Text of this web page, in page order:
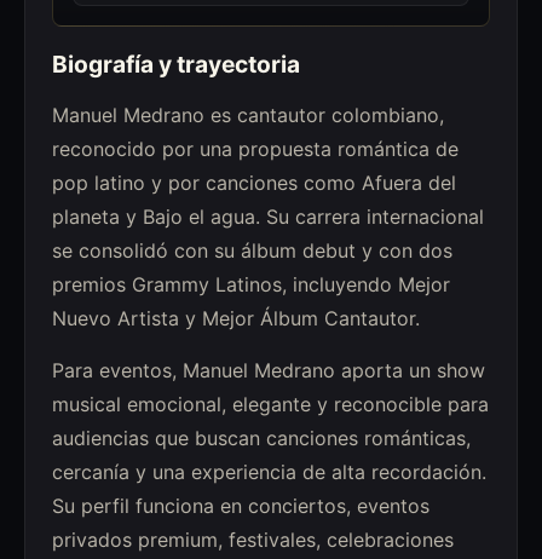
Biografía y trayectoria
Manuel Medrano es cantautor colombiano,
reconocido por una propuesta romántica de
pop latino y por canciones como Afuera del
planeta y Bajo el agua. Su carrera internacional
se consolidó con su álbum debut y con dos
premios Grammy Latinos, incluyendo Mejor
Nuevo Artista y Mejor Álbum Cantautor.
Para eventos, Manuel Medrano aporta un show
musical emocional, elegante y reconocible para
audiencias que buscan canciones románticas,
cercanía y una experiencia de alta recordación.
Su perfil funciona en conciertos, eventos
privados premium, festivales, celebraciones